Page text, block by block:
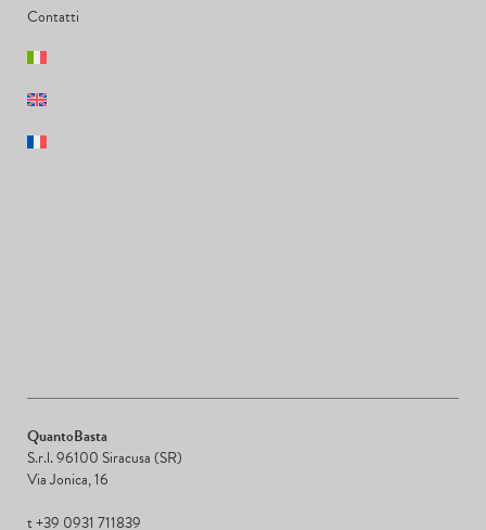
Contatti
QuantoBasta
S.r.l. 96100 Siracusa (SR)
Via Jonica, 16
t +39 0931 711839